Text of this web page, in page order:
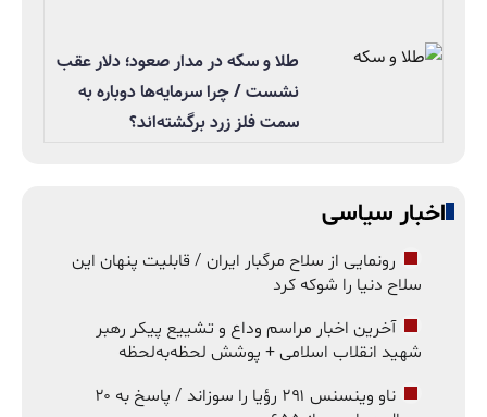
طلا و سکه در مدار صعود؛ دلار عقب
نشست / چرا سرمایه‌ها دوباره به
سمت فلز زرد برگشته‌اند؟
اخبار سیاسی
رونمایی از سلاح مرگبار ایران / قابلیت پنهان این
سلاح دنیا را شوکه کرد
آخرین اخبار مراسم وداع و تشییع پیکر رهبر
شهید انقلاب اسلامی + پوشش لحظه‌به‌لحظه
ناو وینسنس ۲۹۱ رؤیا را سوزاند / پاسخ به ۲۰